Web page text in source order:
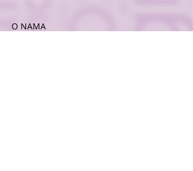
O NAMA